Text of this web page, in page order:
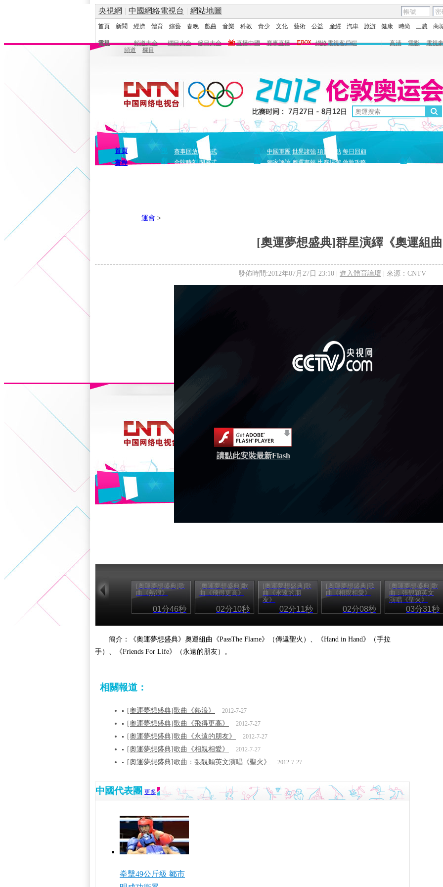
央視網 | 中國網絡電視台 | 網站地圖
首頁 新聞 經濟 體育 綜藝 春晚 戲曲 音樂 科教 青少 文化 藝術 公益 産經 汽車 旅游 健康 時尚 三農 商
電視 頻道大全 欄目大全 節目大全 直播中國 賽事直播 網絡電視客戶端 | 高清 電影
電視
頻道
欄目
首頁
賽程
頻
賽事回放
開幕式
金牌時刻 閉幕式
中國軍團 世界諸強 項目盤點 每日回顧
獨家評論 奧運畫報 比賽場館 倫敦攻略
創
運會 >
[奧運夢想盛典]群星演繹《奧運組
發佈時間:2012年07月27日 23:10 | 進入體育論壇 | 來源：CNTV
請點此安裝最新Flash
[奧運夢想盛典]歌
曲《熱浪》
01分46秒
[奧運夢想盛典]歌
曲《飛得更高》
02分10秒
[奧運夢想盛典]歌
曲《永遠的朋
友》
02分11秒
[奧運夢想盛典]歌
曲《相親相愛》
02分08秒
[奧運夢想盛典]歌
曲：張靚穎英文
演唱《聖火》
03分31秒
簡介：《奧運夢想盛典》奧運組曲《PassThe Flame》（傳遞聖火）、《Hand in Hand》（手拉
手）、《Friends For Life》（永遠的朋友）。
相關報道：
[奧運夢想盛典]歌曲《熱浪》 2012-7-27
[奧運夢想盛典]歌曲《飛得更高》 2012-7-27
[奧運夢想盛典]歌曲《永遠的朋友》 2012-7-27
[奧運夢想盛典]歌曲《相親相愛》 2012-7-27
[奧運夢想盛典]歌曲：張靚穎英文演唱《聖火》 2012-7-27
中國代表團 更多
拳擊49公斤級 鄒市